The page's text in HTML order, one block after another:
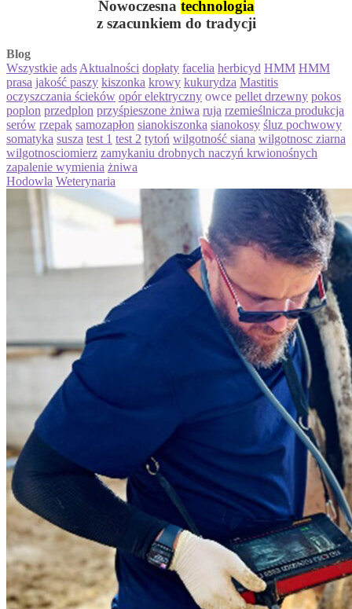
Nowoczesna technologia
z szacunkiem do tradycji
Blog
Wszystkie ads Aktualności dopłaty facelia herbicyd HMM HMM
prasa jakość paszy kiszonka krowy kukurydza Mastitis
oczyszczania ścieków opór elektryczny owce pellet drzewny pokos
poplon przedplon przyśpieszone żniwa ruja rzemieślnicza produkcja
serów rzepak samozapłon sianokiszonka sianokosy śluz pochwowy
somatyka susza test 1 test 2 tytoń wilgotność siana wilgotnosc ziarna
wilgotnosciomierz zamykaniu drobnych naczyń krwionośnych
zapalenie wymienia żniwa
Hodowla Weterynaria